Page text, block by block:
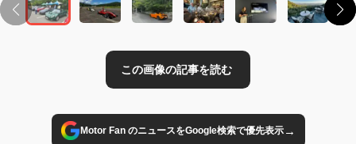
Motor Fan のニュースをGoogle検索で優先表示→